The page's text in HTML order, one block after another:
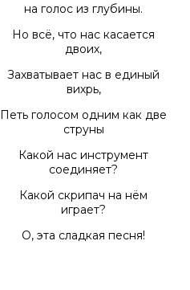
на голос из глубины.
Но всё, что нас касается
двоих,
Захватывает нас в единый
вихрь,
Петь голосом одним как две
струны
Какой нас инструмент
соединяет?
Какой скрипач на нём
играет?
О, эта сладкая песня!